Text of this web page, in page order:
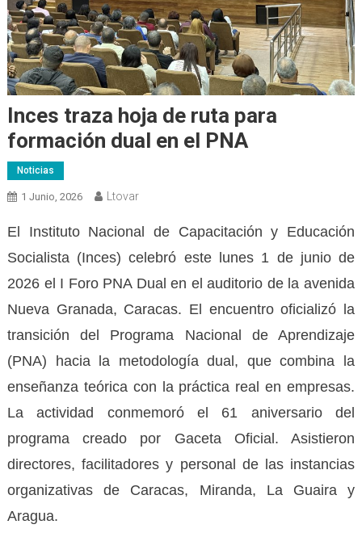
Inces traza hoja de ruta para
formación dual en el PNA
Noticias
1 Junio, 2026 Ltovar
El Instituto Nacional de Capacitación y Educación
Socialista (Inces) celebró este lunes 1 de junio de
2026 el I Foro PNA Dual en el auditorio de la avenida
Nueva Granada, Caracas. El encuentro oficializó la
transición del Programa Nacional de Aprendizaje
(PNA) hacia la metodología dual, que combina la
enseñanza teórica con la práctica real en empresas.
La actividad conmemoró el 61 aniversario del
programa creado por Gaceta Oficial. Asistieron
directores, facilitadores y personal de las instancias
organizativas de Caracas, Miranda, La Guaira y
Aragua.